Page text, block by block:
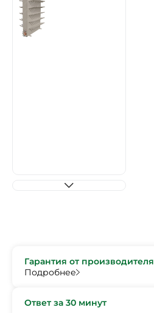
Гарантия от производителя
Подробнее
Ответ за 30 минут